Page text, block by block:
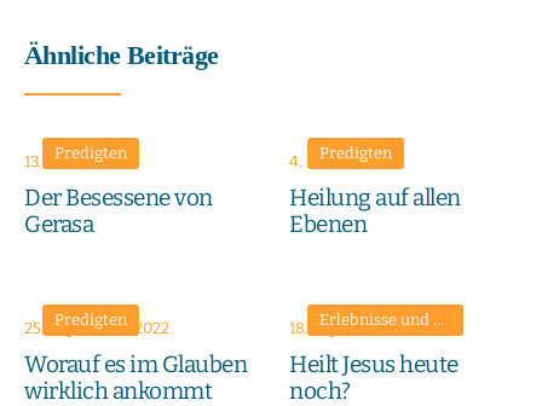
Ähnliche Beiträge
Predigten
13. Juli 2025
Der Besessene von
Gerasa
Predigten
4. Mai 2025
Heilung auf allen
Ebenen
Predigten
25. September 2022
Worauf es im Glauben
wirklich ankommt
Erlebnisse und Zeugnisse
18. September 2022
Heilt Jesus heute
noch?